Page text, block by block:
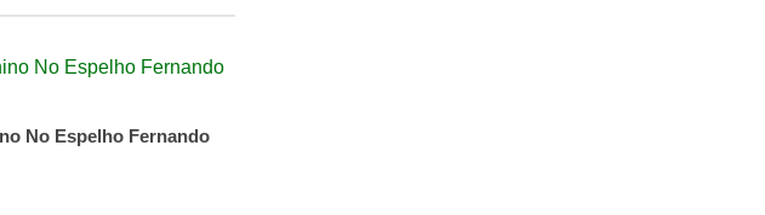
No Espelho Fernando